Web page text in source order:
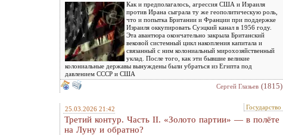
Как и предполагалось, агрессия США и Израиля
против Ирана сыграла ту же геополитическую роль,
что и попытка Британии и Франции при поддержке
Израиля оккупировать Суэцкий канал в 1956 году.
Эта авантюра окончательно закрыла Британский
вековой системный цикл накопления капитала и
связанный с ним колониальный мирохозяйственный
уклад. После того, как эти бывшие великие
колониальные державы вынуждены были убраться из Египта под
давлением СССР и США
Сергей Глазьев (1815)
25.03.2026 21:42 Государство
Третий контур. Часть II. «Золото партии» — в полёте
на Луну и обратно?